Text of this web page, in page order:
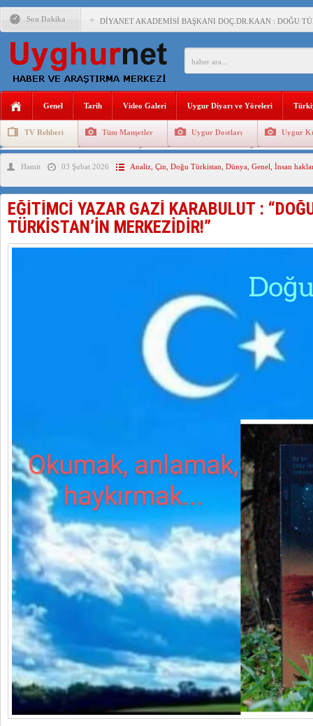
Son Dakika DİYANET AKADEMİSİ BAŞKANI DOÇ.DR.KAAN : DOĞU
150 YILDIR KAYNAYAN YARAMIZ : ÇİN İŞGALİNDEKİ
MHP’DEN URUMÇİ KATLİAMI MESAJİ : 05.07.2009
ÇİN’İN ANKARA BÜYÜKELÇİSİ JİANG’İN TRABZON
SAADET PARTİSİ İLÇE BAŞKANI : TEMMUZ AYI,DOĞU
İŞGALCİ ÇİN,DOĞU TÜRKİSTAN’DA EN AZ 143 BİN
Genel Tarih Video Galeri Uygur Diyarı ve Yöreleri
TV Rehberi Tüm Manşetler Uygur Dostları Uygur
Uygurlarda Düğün ve Cenaze Uygur
Hamit 03 Şubat 2026 Analiz Çin Doğu Türkistan Dünya Genel İnsan
EĞİTİMCİ YAZAR GAZİ KARABULUT :
TÜRKİSTAN’İN MERKEZİDİR!”